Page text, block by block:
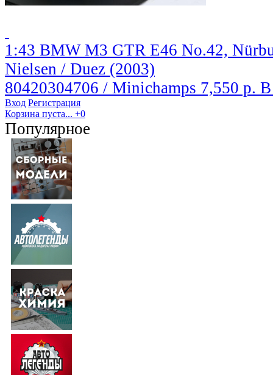
1:43 BMW M3 GTR E46 No.42,
Nielsen / Duez (2003)
80420304706 / Minichamps 7,550 р. В
Вход Регистрация
Корзина пуста... +0
Популярное